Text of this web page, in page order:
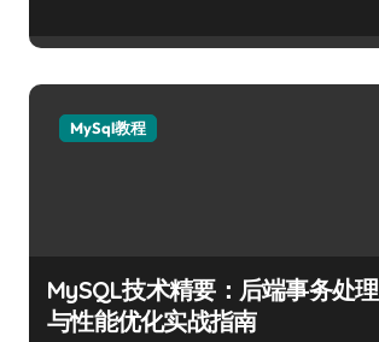
MySql教程
MySQL技术精要：后端事务处理
与性能优化实战指南